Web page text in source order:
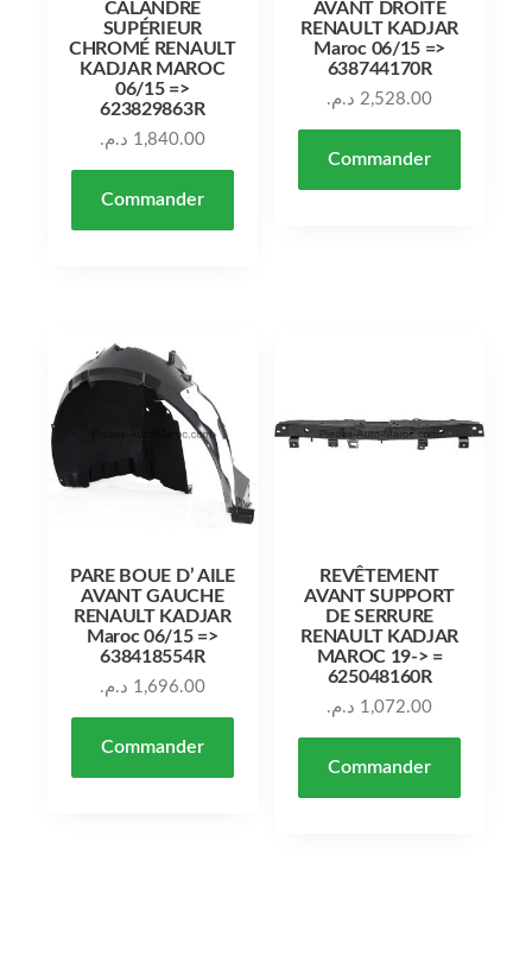
CALANDRE
SUPÉRIEUR
CHROMÉ RENAULT
KADJAR MAROC
06/15 =>
623829863R
1,840.00 د.م.
Commander
AVANT DROITE
RENAULT KADJAR
Maroc 06/15 =>
638744170R
2,528.00 د.م.
Commander
PARE BOUE D’ AILE
AVANT GAUCHE
RENAULT KADJAR
Maroc 06/15 =>
638418554R
1,696.00 د.م.
Commander
REVÊTEMENT
AVANT SUPPORT
DE SERRURE
RENAULT KADJAR
MAROC 19-> =
625048160R
1,072.00 د.م.
Commander